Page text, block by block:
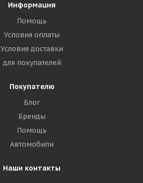
Информация
Помощь
Условия оплаты
Условия доставки
для покупателей
Покупателю
Блог
Бренды
Помощь
Автомобили
Наши контакты